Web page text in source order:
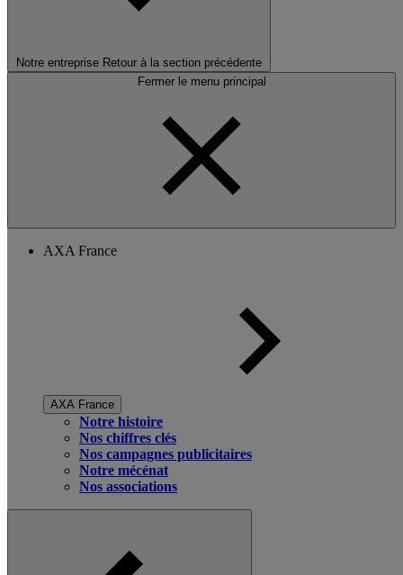
Notre entreprise Retour à la section précédente
Fermer le menu principal
AXA France
AXA France
Notre histoire
Nos chiffres clés
Nos campagnes publicitaires
Notre mécénat
Nos associations